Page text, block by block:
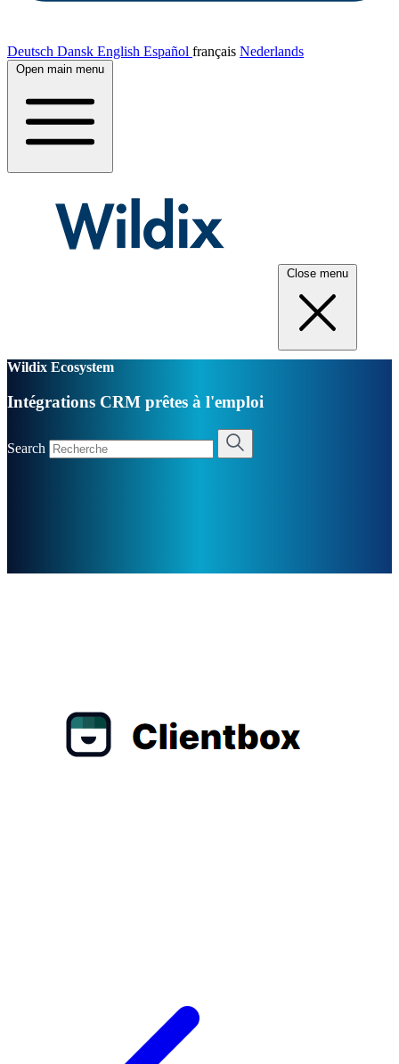
Deutsch Dansk English Español français Nederlands
Open main menu
Close menu
Wildix Ecosystem
Intégrations CRM prêtes à l'emploi
Search